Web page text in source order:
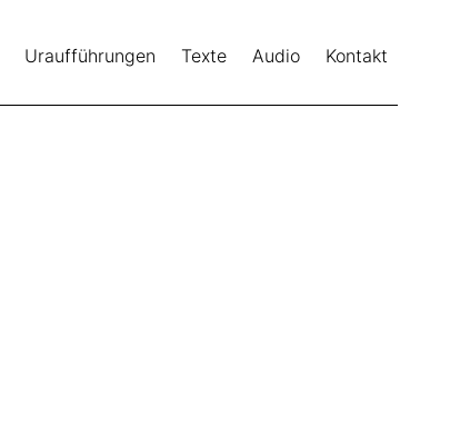
Uraufführungen Texte Audio Kontakt